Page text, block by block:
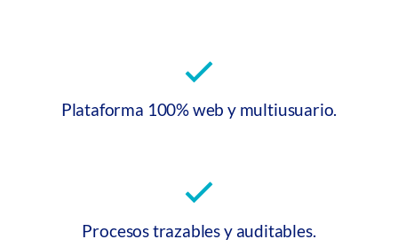
Plataforma 100% web y multiusuario.
Procesos trazables y auditables.